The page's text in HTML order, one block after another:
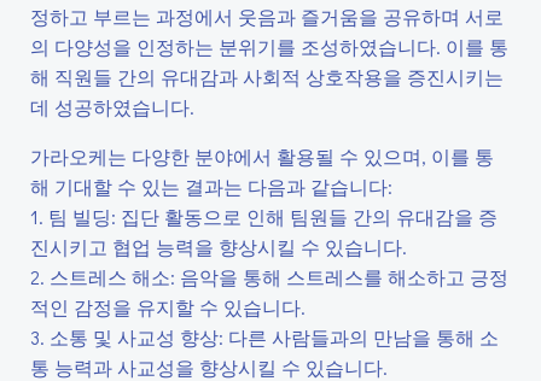
정하고 부르는 과정에서 웃음과 즐거움을 공유하며 서로
의 다양성을 인정하는 분위기를 조성하였습니다. 이를 통
해 직원들 간의 유대감과 사회적 상호작용을 증진시키는
데 성공하였습니다.
가라오케는 다양한 분야에서 활용될 수 있으며, 이를 통
해 기대할 수 있는 결과는 다음과 같습니다:
1. 팀 빌딩: 집단 활동으로 인해 팀원들 간의 유대감을 증
진시키고 협업 능력을 향상시킬 수 있습니다.
2. 스트레스 해소: 음악을 통해 스트레스를 해소하고 긍정
적인 감정을 유지할 수 있습니다.
3. 소통 및 사교성 향상: 다른 사람들과의 만남을 통해 소
통 능력과 사교성을 향상시킬 수 있습니다.